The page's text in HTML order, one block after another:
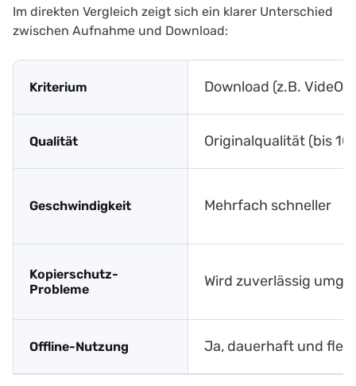
Im direkten Vergleich zeigt sich ein klarer Unterschied
zwischen Aufnahme und Download:
Kriterium Download (z.B.
Qualität Originalqualität (bis
Geschwindigkeit Mehrfach schneller
Kopierschutz-
Probleme
Wird zuverlässig
Offline-Nutzung Ja, dauerhaft und